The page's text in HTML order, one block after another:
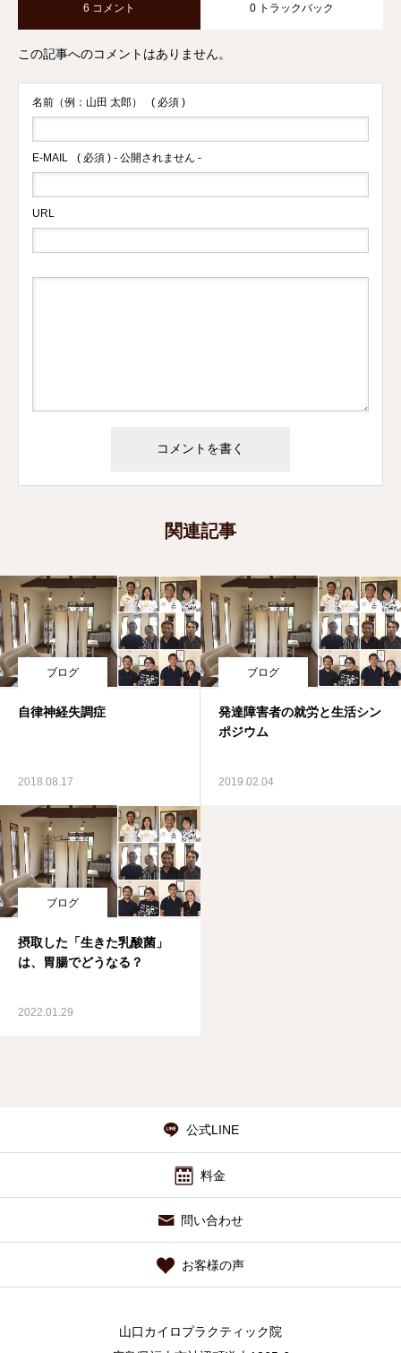
6 コメント 0 トラックバック
この記事へのコメントはありません。
名前（例：山田 太郎） ( 必須 )
E-MAIL ( 必須 ) - 公開されません -
URL
関連記事
ブログ
自律神経失調症
2018.08.17
ブログ
発達障害者の就労と生活シン
ポジウム
2019.02.04
ブログ
摂取した「生きた乳酸菌」
は、胃腸でどうなる？
2022.01.29
公式LINE
料金
問い合わせ
お客様の声
山口カイロプラクティック院